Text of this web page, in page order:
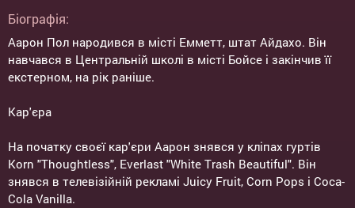
Біографія:
Аарон Пол народився в місті Емметт, штат Айдахо. Він
навчався в Центральній школі в місті Бойсе і закінчив її
екстерном, на рік раніше.
Кар'єра
На початку своєї кар'єри Аарон знявся у кліпах гуртів
Korn "Thoughtless", Everlast "White Trash Beautiful". Він
знявся в телевізійній рекламі Juicy Fruit, Corn Pops і Coca-
Cola Vanilla.